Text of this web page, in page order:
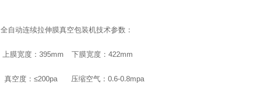
全自动连续拉伸膜真空包装机技术参数：
上膜宽度：395mm 下膜宽度：422mm
真空度：≤200pa 压缩空气：0.6-0.8mpa